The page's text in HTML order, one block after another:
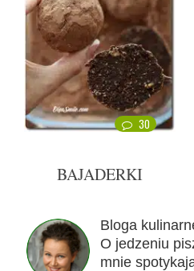
30
BAJADERKI
Bloga
O jedzeniu
mnie